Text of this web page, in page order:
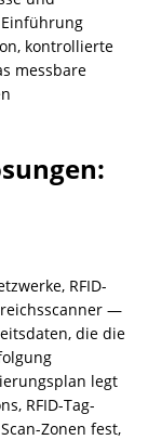
kontrollierte
messbare
RFID-
—
die die
legt
RFID-Tag-
Zonen fest,